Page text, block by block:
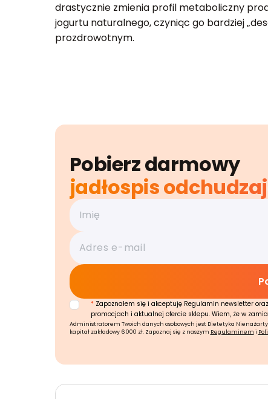
drastycznie zmienia profil metaboliczny
jogurtu naturalnego, czyniąc go bardziej
prozdrowotnym.
Pobierz darmowy
jadłospis
* Zapoznałem się i akceptuję Regulamin newsletter
promocjach i aktualnej ofercie sklepu. Wiem, że w
Administratorem Twoich danych osobowych jest Dietetyka Nienażarty
kapitał zakładowy 6 000 zł. Zapoznaj się z naszym Regulaminem i